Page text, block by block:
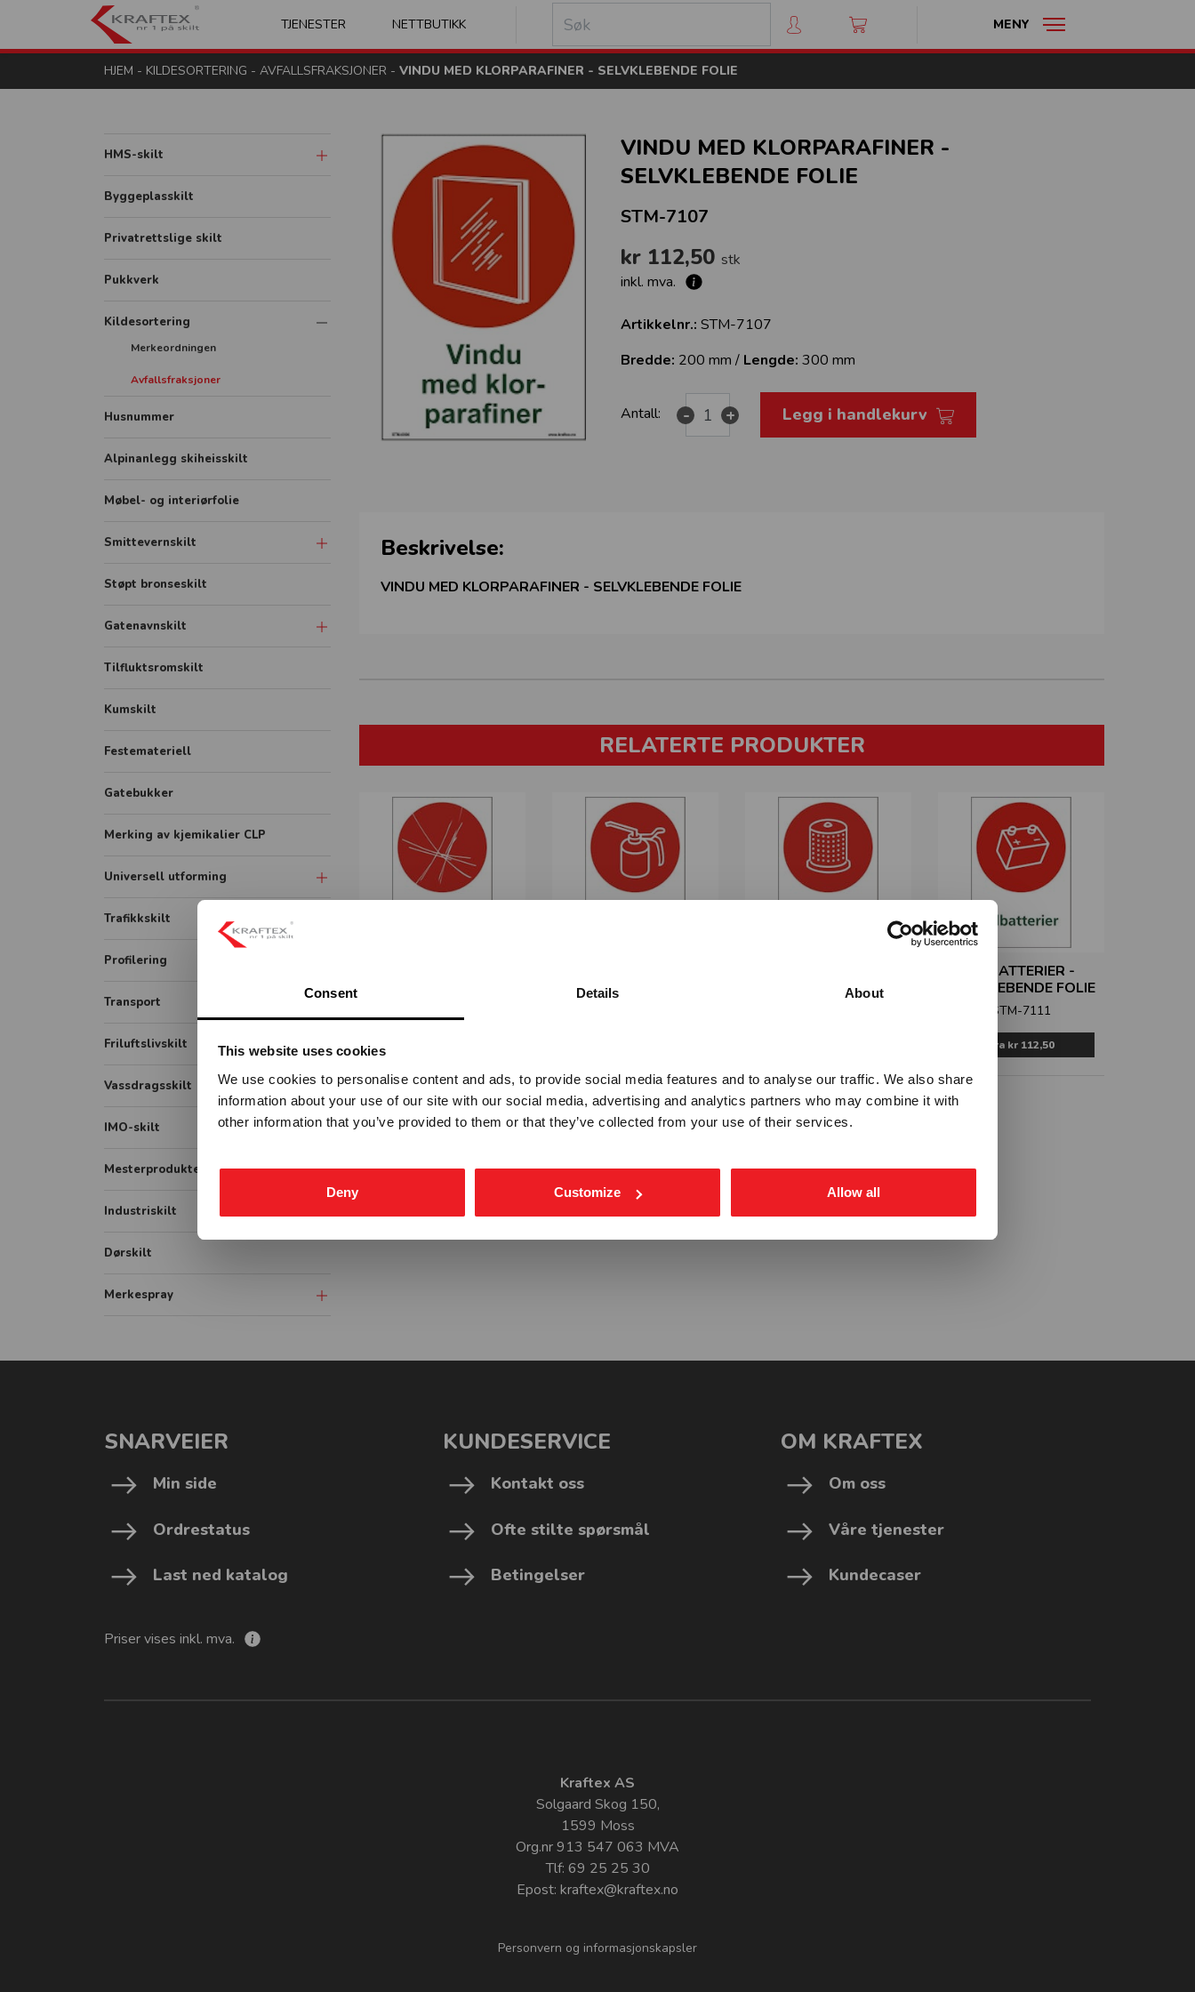
Consent Details About
This website uses cookies
We use cookies to personalise content and ads, to provide social media features and to analyse our traffic. We also share
information about your use of our site with our social media, advertising and analytics partners who may combine it with
other information that you’ve provided to them or that they’ve collected from your use of their services.
Deny Customize Allow all
Kraftex - nr 1 på skilt
TJENESTER NETTBUTIKK MENY
HJEM - KILDESORTERING - AVFALLSFRAKSJONER - VINDU MED KLORPARAFINER - SELVKLEBENDE FOLIE
HMS-skilt
Advarsel og fare
Brann
Redning og rømning
Diverse
Byggeplasskilt
Privatrettslige skilt
Pukkverk
Kildesortering
Merkeordningen
Avfallsfraksjoner
Husnummer
Alpinanlegg skiheisskilt
Møbel- og interiørfolie
Smittevernskilt
Skilt
Rollup
FHI plakater
Støpt bronseskilt
Gatenavnskilt
Gatenavn refleks aluminium
Tilfluktsromskilt
Kumskilt
Festemateriell
Gatebukker
Merking av kjemikalier CLP
Universell utforming
Symbolskilt
Piktogram skilt
Trafikkskilt
Forbudsskilt
Varslingsutstyr
Opplysningsskilt
Fareskilt
Veiarbeid og arbeidsvarsling
Markering
Vikeplikt og forskjørsrett
Profilering
Transport
ADR / farlig gods
Container
Friluftslivskilt
Vassdragsskilt
Vassdrag målestav
Vassdrag forbudsskilt
Vassdrag underskilt
IMO-skilt
IMO Safety signs
IMO Combination signs
Mesterprodukter
Industriskilt
Dørskilt
Merkespray
Linjemarkering
VINDU MED KLORPARAFINER -
SELVKLEBENDE FOLIE
STM-7107
kr 112,50stk
inkl. mva.
Artikkelnr.: STM-7107
Bredde: 200 mm / Lengde: 300 mm
Antall: - + Legg i handlekurv
Beskrivelse:
VINDU MED KLORPARAFINER - SELVKLEBENDE FOLIE
RELATERTE PRODUKTER
SELVKLEBENDE FOLIE
SELVKLEBENDE FOLIE
BILBATTERIER -
SELVKLEBENDE FOLIE
STM-7111
Fra kr 112,50
SNARVEIER
Min side
Ordrestatus
Last ned katalog
KUNDESERVICE
Kontakt oss
Ofte stilte spørsmål
Betingelser
OM KRAFTEX
Om oss
Våre tjenester
Kundecaser
Priser vises inkl. mva.
Kraftex AS
Solgaard Skog 150,
1599 Moss
Org.nr 913 547 063 MVA
Tlf: 69 25 25 30
Epost: kraftex@kraftex.no
Personvern og informasjonskapsler
BEDRIFT
ekskl. mva.
PRIVAT
inkl. mva.